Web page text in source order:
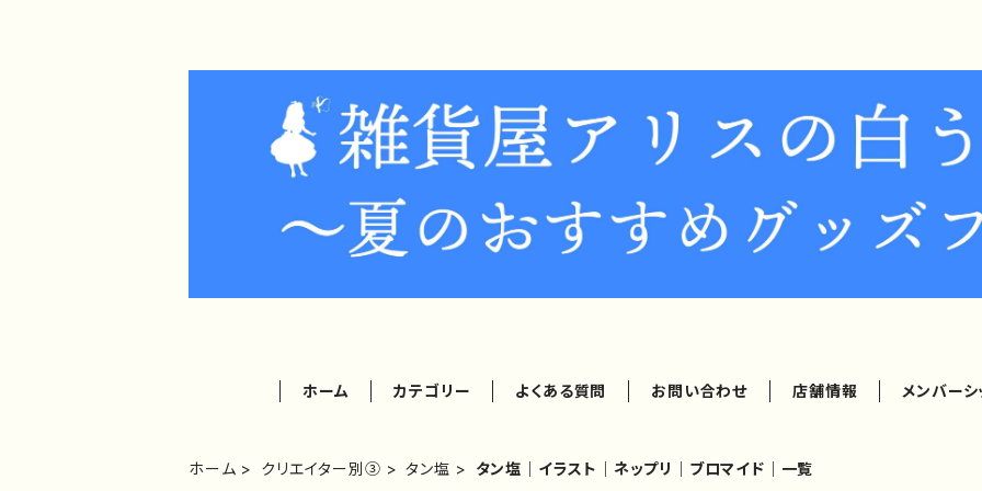
ホーム カテゴリー よくある質問 お問い合わせ 店舗情報 メンバーシ
ホーム クリエイター別③ タン塩 タン塩｜イラスト｜ネップリ｜ブロマイド｜一覧